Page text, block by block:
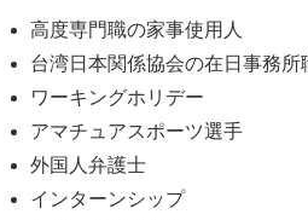
高度専門職の家事使用人
台湾日本関係協会の在日事務所
ワーキングホリデー
アマチュアスポーツ選手
外国人弁護士
インターンシップ